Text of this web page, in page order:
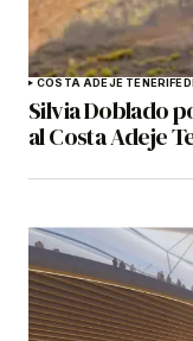
COSTA ADEJE TENERIFE
Silvia Doblado
al Costa Adeje